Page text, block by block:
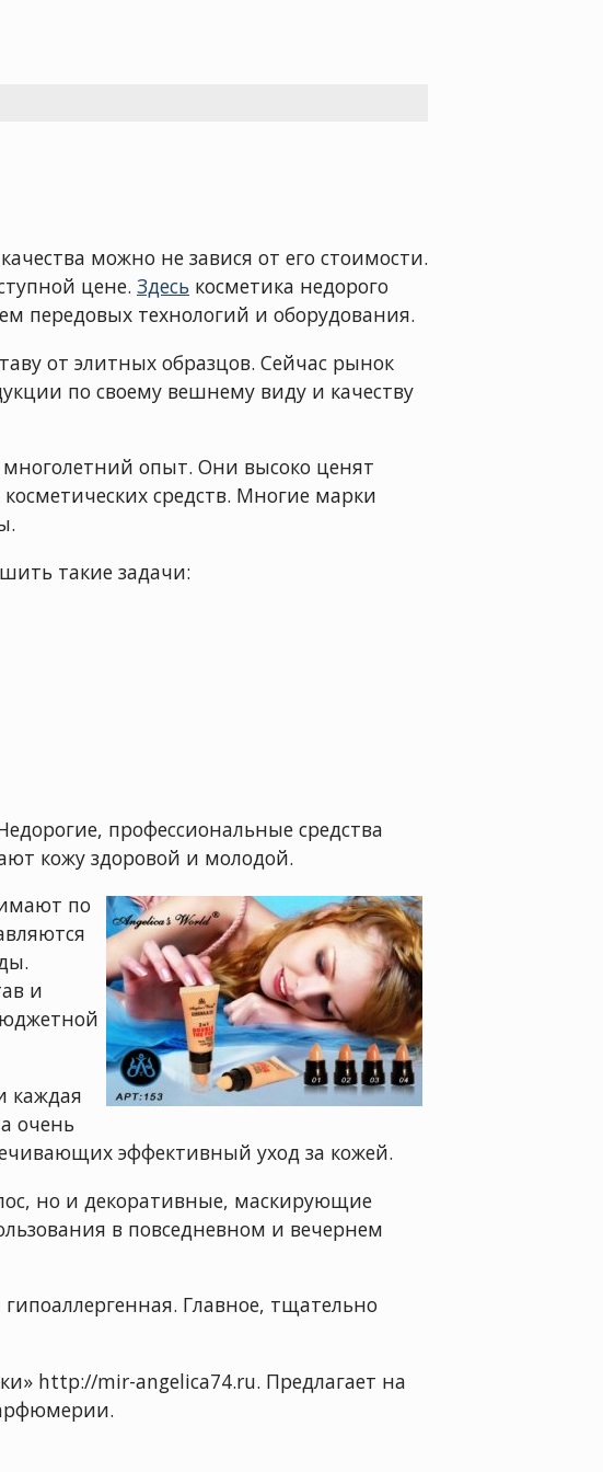
можно не завися от его стоимости.
цене. Здесь косметика недорого
передовых технологий и оборудования.
от элитных образцов. Сейчас рынок
по своему вешнему виду и качеству
опыт. Они высоко ценят
средств. Многие марки
такие задачи:
профессиональные средства
кожу здоровой и молодой.
по
и
каждая
очень
эффективный уход за кожей.
но и декоративные, маскирующие
в повседневном и вечернем
Главное, тщательно
http://mir-angelica74.ru. Предлагает на